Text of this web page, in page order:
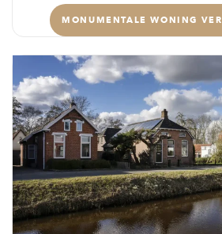
MONUMENTALE WONING